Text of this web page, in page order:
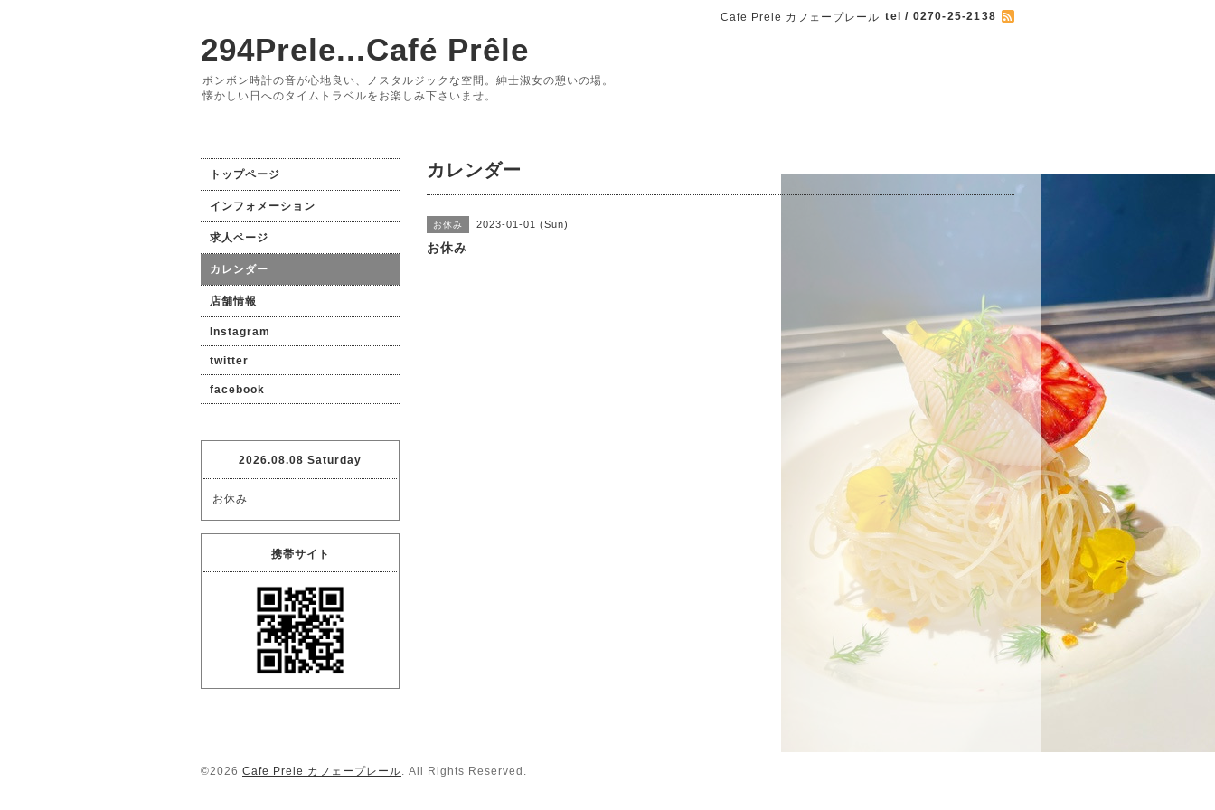
Cafe Prele カフェープレール tel / 0270-25-2138
294Prele...Café Prêle
ボンボン時計の音が心地良い、ノスタルジックな空間。紳士淑女の憩いの場。
懐かしい日へのタイムトラベルをお楽しみ下さいませ。
カレンダー
お休み 2023-01-01 (Sun)
お休み
トップページ
インフォメーション
求人ページ
カレンダー
店舗情報
Instagram
twitter
facebook
2026.08.08 Saturday
お休み
携帯サイト
©2026 Cafe Prele カフェープレール. All Rights Reserved.